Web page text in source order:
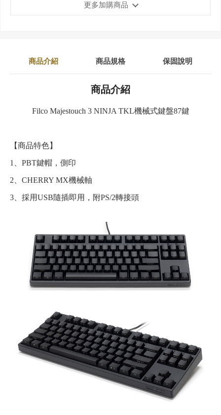
更多加購商品
商品介紹 商品規格 保固說明
商品介紹
Filco Majestouch 3 NINJA TKL機械式鍵盤87鍵
【商品特色】
1、PBT鍵帽，側印
2、CHERRY MX機械軸
3、採用USB隨插即用，附PS/2轉接頭